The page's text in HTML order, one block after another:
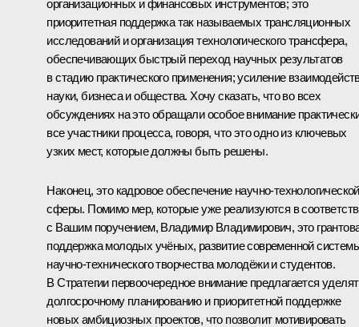
организационных и финансовых инструментов; это
приоритетная поддержка так называемых трансляционных
исследований и организация технологического трансфера,
обеспечивающих быстрый переход научных результатов
в стадию практического применения; усиление
науки, бизнеса и общества. Хочу сказать, что во всех
обсуждениях на это обращали особое внимание
все участники процесса, говоря, что это одно из ключевых
узких мест, которые должны быть решены.
Наконец, это кадровое обеспечение научно-технологической
сферы. Помимо мер, которые уже реализуются в
с Вашим поручением, Владимир Владимирович, это
поддержка молодых учёных, развитие современной
научно-технического творчества молодёжи и студентов.
В Стратегии первоочередное внимание предлагается
долгосрочному планированию и приоритетной поддержке
новых амбициозных проектов, что позволит мотивировать